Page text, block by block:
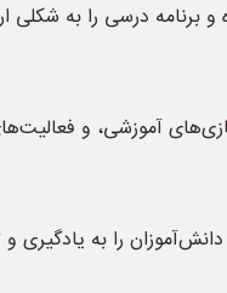
و برنامه درسی را به
آموزشی، و
دانش‌آموزان را به